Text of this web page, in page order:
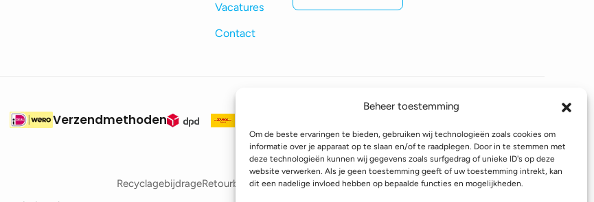
Beheer toestemming
Om de beste ervaringen te bieden, gebruiken wij technologieën zoals cookies om
informatie over je apparaat op te slaan en/of te raadplegen. Door in te stemmen met
deze technologieën kunnen wij gegevens zoals surfgedrag of unieke ID's op deze
website verwerken. Als je geen toestemming geeft of uw toestemming intrekt, kan
dit een nadelige invloed hebben op bepaalde functies en mogelijkheden.
Vacatures
Contact
Verzendmethoden
RecyclagebijdrageRetourbeleid BetaalinformatieVerzendinformatieToegankelijkheidsverklaring